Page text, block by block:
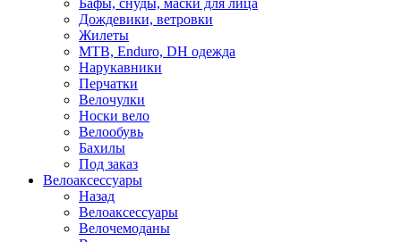
Бафы, снуды, маски для лица
Дождевики, ветровки
Жилеты
MTB, Enduro, DH одежда
Нарукавники
Перчатки
Велочулки
Носки вело
Велообувь
Бахилы
Под заказ
Велоаксессуары
Назад
Велоаксессуары
Велочемоданы